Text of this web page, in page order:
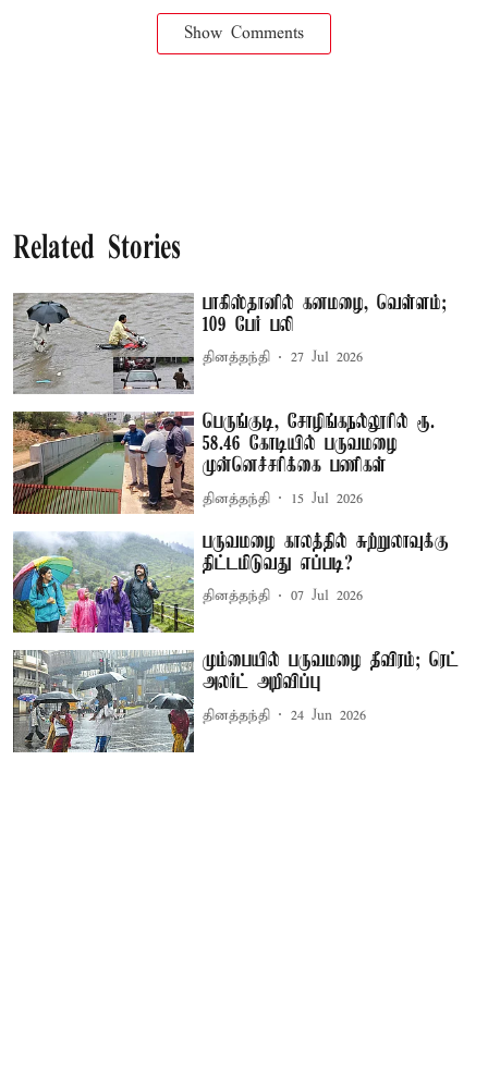
Show Comments
Related Stories
பாகிஸ்தானில் கனமழை, வெள்ளம்;
109 பேர் பலி
தினத்தந்தி 27 Jul 2026
பெருங்குடி, சோழிங்கநல்லூரில் ரூ.
58.46 கோடியில் பருவமழை
முன்னெச்சரிக்கை பணிகள்
தினத்தந்தி 15 Jul 2026
பருவமழை காலத்தில் சுற்றுலாவுக்கு
திட்டமிடுவது எப்படி?
தினத்தந்தி 07 Jul 2026
மும்பையில் பருவமழை தீவிரம்; ரெட்
அலர்ட் அறிவிப்பு
தினத்தந்தி 24 Jun 2026